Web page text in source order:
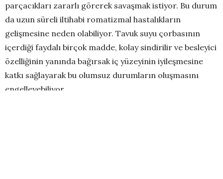
parçacıkları zararlı görerek savaşmak istiyor. Bu durum
da uzun süreli iltihabi romatizmal hastalıkların
gelişmesine neden olabiliyor. Tavuk suyu çorbasının
içerdiği faydalı birçok madde, kolay sindirilir ve besleyici
özelliğinin yanında bağırsak iç yüzeyinin iyileşmesine
katkı sağlayarak bu olumsuz durumların oluşmasını
engelleyebiliyor.